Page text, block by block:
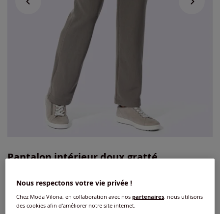
Pantalon intérieur doux gratté
Couleur :taupe
Nous respectons votre vie privée !
Chez Moda Vilona, en collaboration avec nospartenaires, nous utilisons
des cookies afin d'améliorer notre site internet.